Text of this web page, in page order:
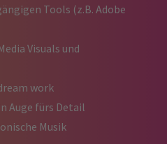
Tools (z.B. Adobe
Visuals und
work
Auge fürs Detail
Musik